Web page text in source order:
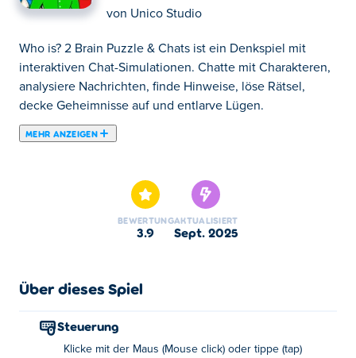
von Unico Studio
Who is? 2 Brain Puzzle & Chats ist ein Denkspiel mit
interaktiven Chat-Simulationen. Chatte mit Charakteren,
analysiere Nachrichten, finde Hinweise, löse Rätsel,
decke Geheimnisse auf und entlarve Lügen.
MEHR ANZEIGEN
Charakteren Hinweise finden müssen. Als Fortsetzung
des lustigen Rätselspiels Who is? , dieses Mal Wer ist? 2
bietet mehr als hundert herausfordernde Szenarien. Um
Antworten finden! Es reicht nicht aus, Hinweise zu
denken, um alle Fragen zu lösen. Bist du gut darin, mit
Menschen zu reden, um Hinweise zu finden und Rätsel
BEWERTUNG
3.9
AKTUALISIERT
Sept. 2025
Über dieses Spiel
Steuerung
Klicke mit der Maus (Mouse click) oder tippe (tap)